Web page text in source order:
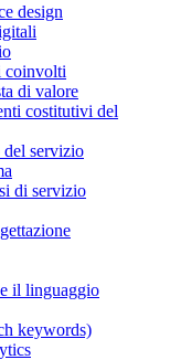
design
coinvolti
di valore
costitutivi del
servizio
di servizio
il linguaggio
keywords)